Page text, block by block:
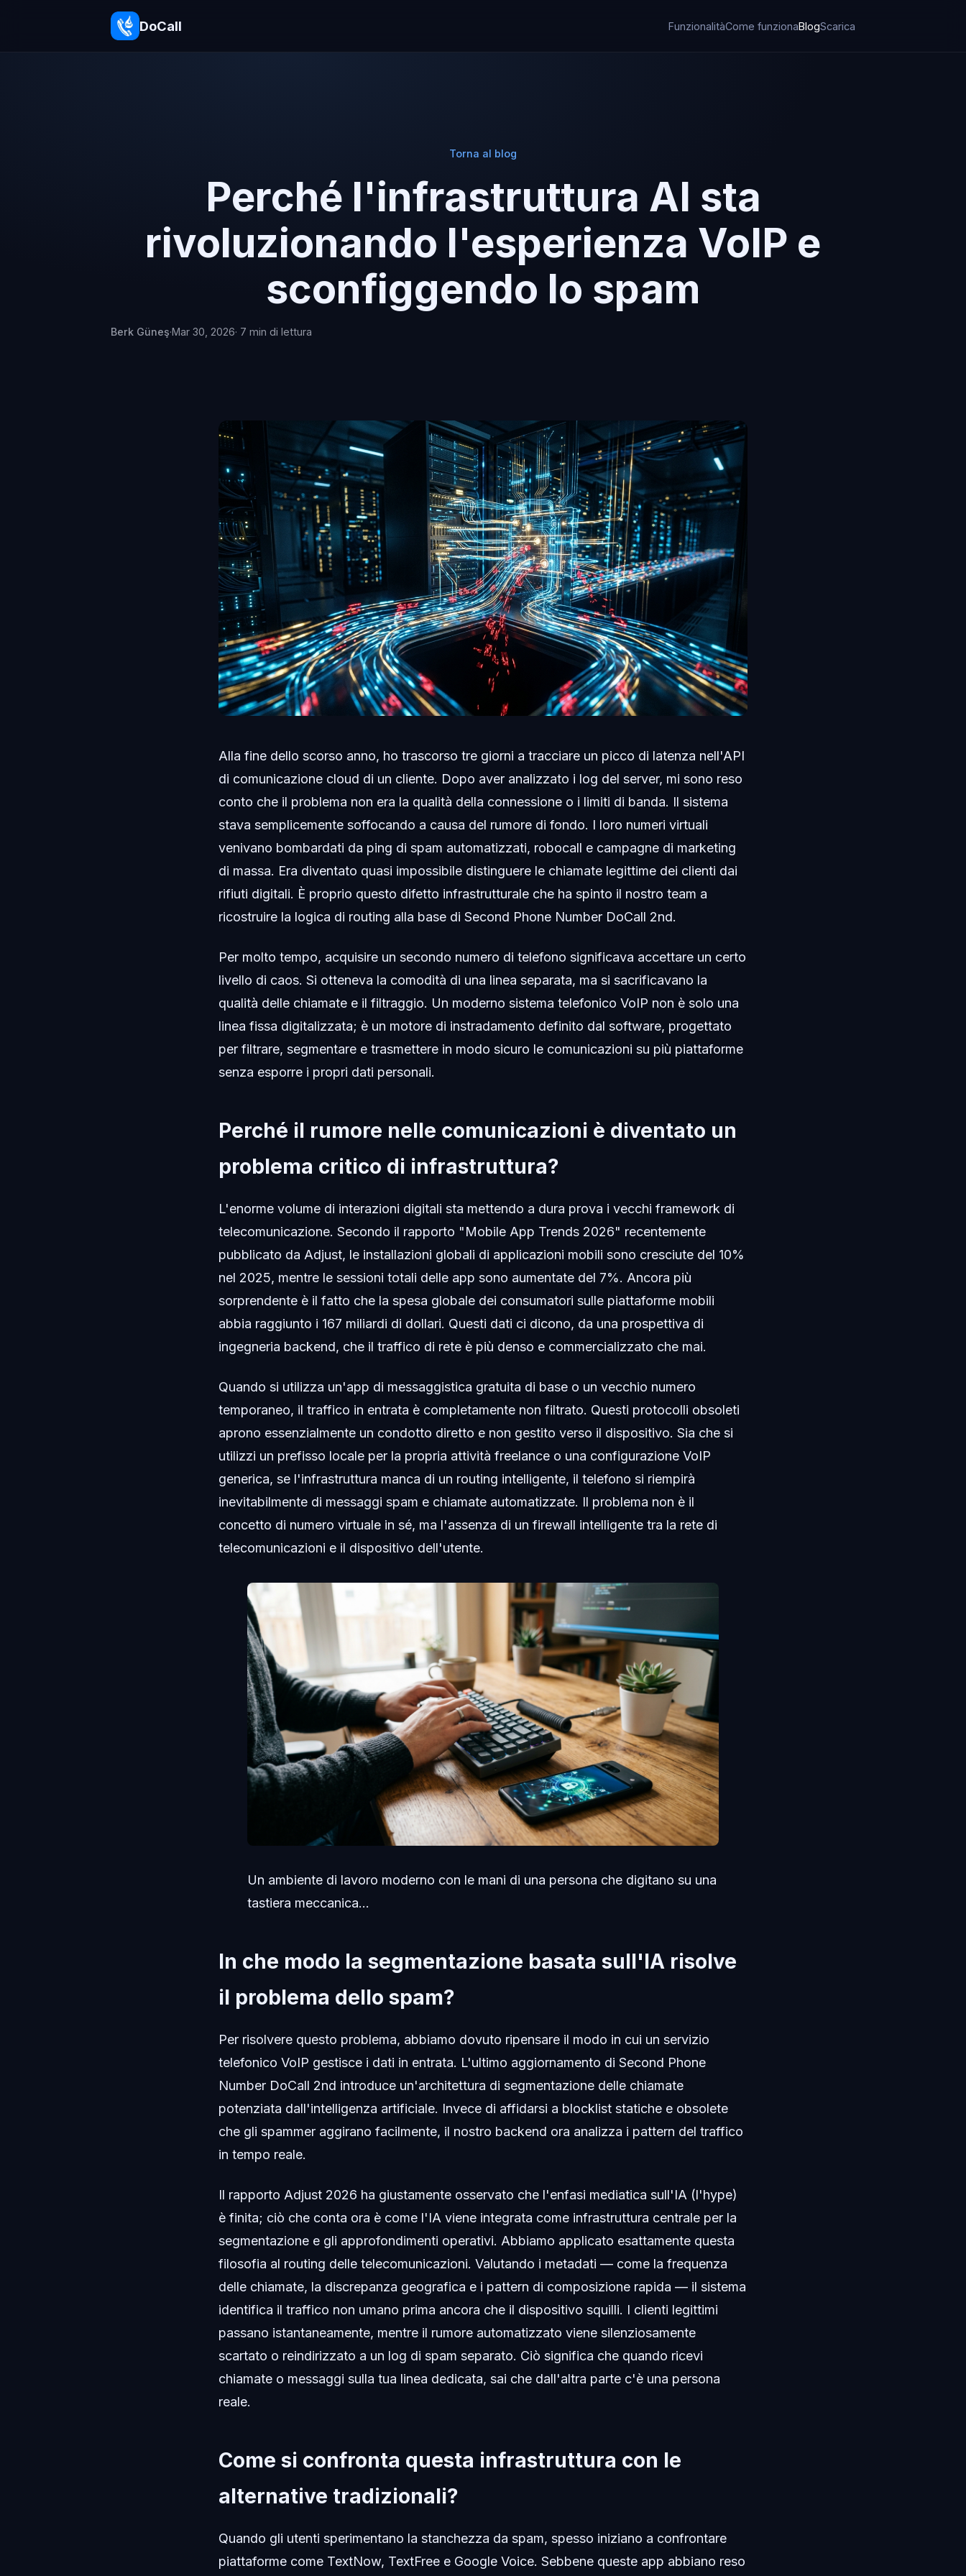
DoCall FunzionalitàCome funzionaBlogScarica
Torna al blog
Perché l'infrastruttura AI sta
rivoluzionando l'esperienza VoIP e
sconfiggendo lo spam
Berk Güneş·Mar 30, 2026· 7 min di lettura
Alla fine dello scorso anno, ho trascorso tre giorni a tracciare un picco di latenza nell'API
di comunicazione cloud di un cliente. Dopo aver analizzato i log del server, mi sono reso
conto che il problema non era la qualità della connessione o i limiti di banda. Il sistema
stava semplicemente soffocando a causa del rumore di fondo. I loro numeri virtuali
venivano bombardati da ping di spam automatizzati, robocall e campagne di marketing
di massa. Era diventato quasi impossibile distinguere le chiamate legittime dei clienti dai
rifiuti digitali. È proprio questo difetto infrastrutturale che ha spinto il nostro team a
ricostruire la logica di routing alla base di Second Phone Number DoCall 2nd.
Per molto tempo, acquisire un secondo numero di telefono significava accettare un certo
livello di caos. Si otteneva la comodità di una linea separata, ma si sacrificavano la
qualità delle chiamate e il filtraggio. Un moderno sistema telefonico VoIP non è solo una
linea fissa digitalizzata; è un motore di instradamento definito dal software, progettato
per filtrare, segmentare e trasmettere in modo sicuro le comunicazioni su più piattaforme
senza esporre i propri dati personali.
Perché il rumore nelle comunicazioni è diventato un
problema critico di infrastruttura?
L'enorme volume di interazioni digitali sta mettendo a dura prova i vecchi framework di
telecomunicazione. Secondo il rapporto "Mobile App Trends 2026" recentemente
pubblicato da Adjust, le installazioni globali di applicazioni mobili sono cresciute del 10%
nel 2025, mentre le sessioni totali delle app sono aumentate del 7%. Ancora più
sorprendente è il fatto che la spesa globale dei consumatori sulle piattaforme mobili
abbia raggiunto i 167 miliardi di dollari. Questi dati ci dicono, da una prospettiva di
ingegneria backend, che il traffico di rete è più denso e commercializzato che mai.
Quando si utilizza un'app di messaggistica gratuita di base o un vecchio numero
temporaneo, il traffico in entrata è completamente non filtrato. Questi protocolli obsoleti
aprono essenzialmente un condotto diretto e non gestito verso il dispositivo. Sia che si
utilizzi un prefisso locale per la propria attività freelance o una configurazione VoIP
generica, se l'infrastruttura manca di un routing intelligente, il telefono si riempirà
inevitabilmente di messaggi spam e chiamate automatizzate. Il problema non è il
concetto di numero virtuale in sé, ma l'assenza di un firewall intelligente tra la rete di
telecomunicazioni e il dispositivo dell'utente.
Un ambiente di lavoro moderno con le mani di una persona che digitano su una
tastiera meccanica...
In che modo la segmentazione basata sull'IA risolve
il problema dello spam?
Per risolvere questo problema, abbiamo dovuto ripensare il modo in cui un servizio
telefonico VoIP gestisce i dati in entrata. L'ultimo aggiornamento di Second Phone
Number DoCall 2nd introduce un'architettura di segmentazione delle chiamate
potenziata dall'intelligenza artificiale. Invece di affidarsi a blocklist statiche e obsolete
che gli spammer aggirano facilmente, il nostro backend ora analizza i pattern del traffico
in tempo reale.
Il rapporto Adjust 2026 ha giustamente osservato che l'enfasi mediatica sull'IA (l'hype)
è finita; ciò che conta ora è come l'IA viene integrata come infrastruttura centrale per la
segmentazione e gli approfondimenti operativi. Abbiamo applicato esattamente questa
filosofia al routing delle telecomunicazioni. Valutando i metadati — come la frequenza
delle chiamate, la discrepanza geografica e i pattern di composizione rapida — il sistema
identifica il traffico non umano prima ancora che il dispositivo squilli. I clienti legittimi
passano istantaneamente, mentre il rumore automatizzato viene silenziosamente
scartato o reindirizzato a un log di spam separato. Ciò significa che quando ricevi
chiamate o messaggi sulla tua linea dedicata, sai che dall'altra parte c'è una persona
reale.
Come si confronta questa infrastruttura con le
alternative tradizionali?
Quando gli utenti sperimentano la stanchezza da spam, spesso iniziano a confrontare
piattaforme come TextNow, TextFree e Google Voice. Sebbene queste app abbiano reso